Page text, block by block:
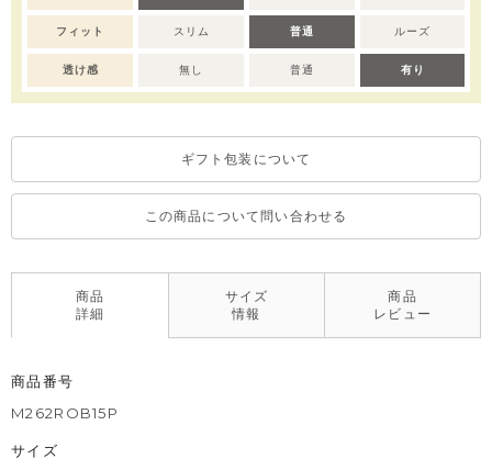
い後はタオルで軽く水気を取り、形を整えてください。
フィット スリム 普通 ルーズ
透け感 無し 普通 有り
ギフト包装について
この商品について問い合わせる
商品
詳細
サイズ
情報
商品
レビュー
商品番号
M262ROB15P
サイズ